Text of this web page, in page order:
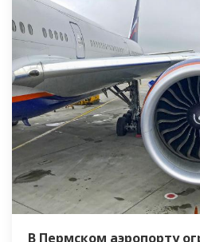
В Пермском аэропорту